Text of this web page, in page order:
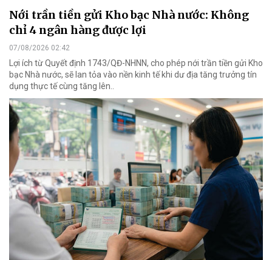
Nới trần tiền gửi Kho bạc Nhà nước: Không
chỉ 4 ngân hàng được lợi
07/08/2026 02:42
Lợi ích từ Quyết định 1743/QĐ-NHNN, cho phép nới trần tiền gửi Kho
bạc Nhà nước, sẽ lan tỏa vào nền kinh tế khi dư địa tăng trưởng tín
dụng thực tế cùng tăng lên..